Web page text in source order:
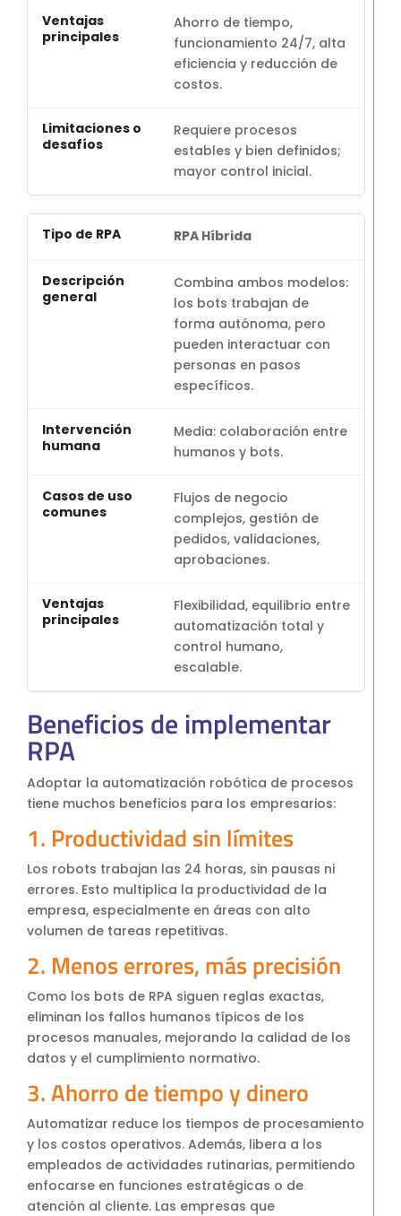
Ahorro de tiempo,
funcionamiento 24/7, alta
eficiencia y reducción de
costos.
Requiere procesos
estables y bien definidos;
mayor control inicial.
RPA Híbrida
Combina ambos modelos:
los bots trabajan de
forma autónoma, pero
pueden interactuar con
personas en pasos
específicos.
Media: colaboración entre
humanos y bots.
Flujos de negocio
complejos, gestión de
pedidos, validaciones,
aprobaciones.
Flexibilidad, equilibrio entre
automatización total y
control humano,
escalable.
Beneficios de implementar
RPA
Adoptar la automatización robótica de procesos
tiene muchos beneficios para los empresarios:
1. Productividad sin límites
Los robots trabajan las 24 horas, sin pausas ni
errores. Esto multiplica la productividad de la
empresa, especialmente en áreas con alto
volumen de tareas repetitivas.
2. Menos errores, más precisión
Como los bots de RPA siguen reglas exactas,
eliminan los fallos humanos típicos de los
procesos manuales, mejorando la calidad de los
datos y el cumplimiento normativo.
3. Ahorro de tiempo y dinero
Automatizar reduce los tiempos de procesamiento
y los costos operativos. Además, libera a los
empleados de actividades rutinarias, permitiendo
enfocarse en funciones estratégicas o de
atención al cliente. Las empresas que